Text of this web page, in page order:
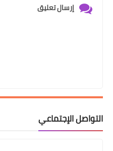
إرسال تعليق
التواصل الإجتماعي